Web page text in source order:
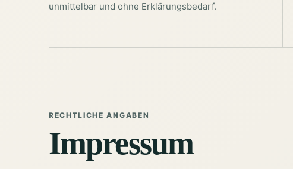
unmittelbar und ohne Erklärungsbedarf.
RECHTLICHE ANGABEN
Impressum